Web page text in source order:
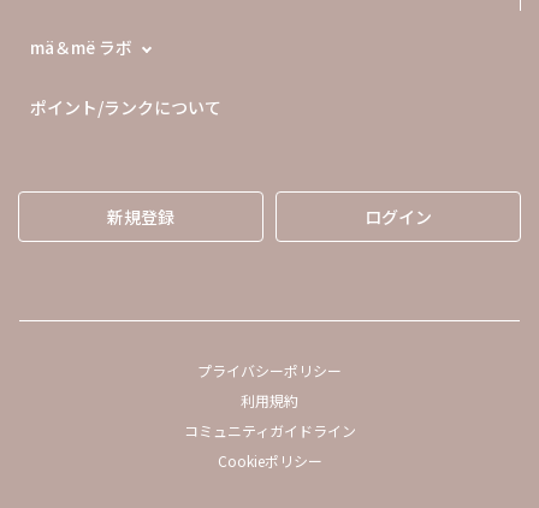
mä＆më ラボ
ポイント/ランクについて
新規登録 ログイン
プライバシーポリシー
利用規約
コミュニティガイドライン
Cookieポリシー